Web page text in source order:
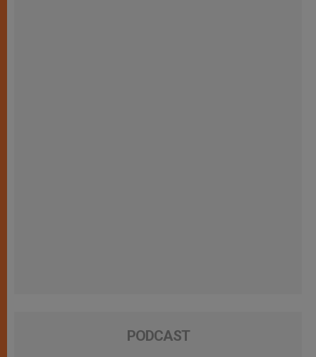
PODCAST